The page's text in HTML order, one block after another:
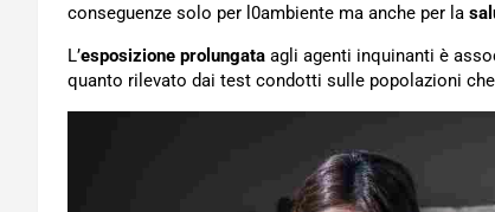
conseguenze solo per l0ambiente ma anche per la
L’esposizione prolungata agli agenti inquinanti è
quanto rilevato dai test condotti sulle popolazioni